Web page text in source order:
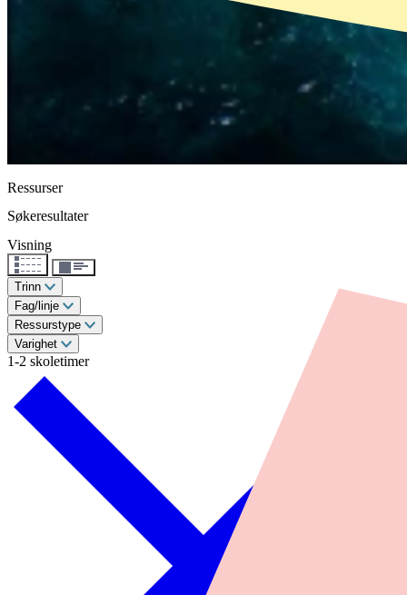
Ressurser
Søkeresultater
Visning
Trinn
Fag/linje
Ressurstype
Varighet
1-2 skoletimer